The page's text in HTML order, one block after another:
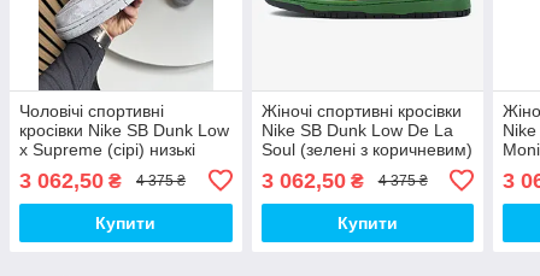
Чоловічі спортивні
кросівки Nike SB Dunk Low
x Supreme (сірі) низькі
замшеві демісезонні кроси
2740 Найк топ
3 062,50 ₴ 4 375 ₴
Купити
Жіночі спортивні кросівки
Nike SB Dunk Low De La
Soul (зелені з коричневим)
замшеві кроси 0316 Найк
топ
3 062,50₴ 4 375 ₴
Купити
3